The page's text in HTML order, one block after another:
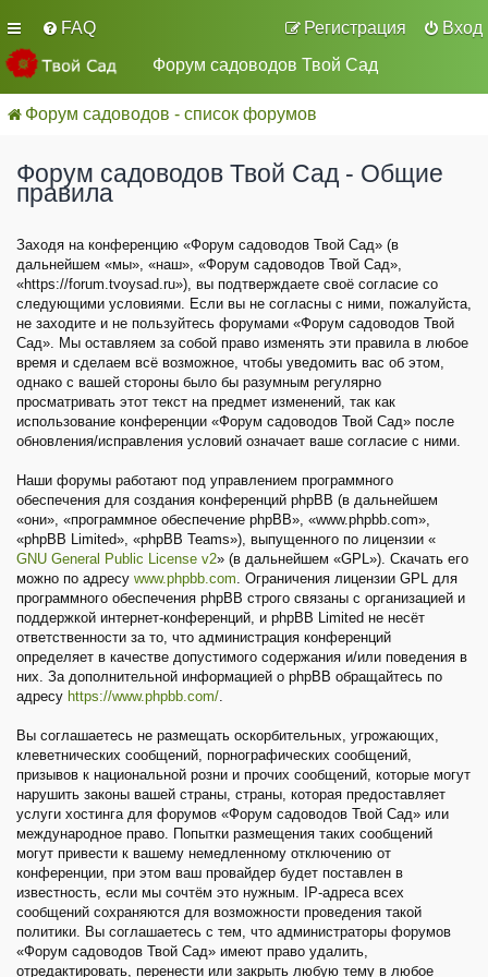
FAQ Вход
Регистрация
Форум садоводов Твой Сад
Форум садоводов - список форумов
Форум садоводов Твой Сад - Общие
правила
Заходя на конференцию «Форум садоводов Твой Сад» (в
дальнейшем «мы», «наш», «Форум садоводов Твой Сад»,
«https://forum.tvoysad.ru»), вы подтверждаете своё согласие со
следующими условиями. Если вы не согласны с ними, пожалуйста,
не заходите и не пользуйтесь форумами «Форум садоводов Твой
Сад». Мы оставляем за собой право изменять эти правила в любое
время и сделаем всё возможное, чтобы уведомить вас об этом,
однако с вашей стороны было бы разумным регулярно
просматривать этот текст на предмет изменений, так как
использование конференции «Форум садоводов Твой Сад» после
обновления/исправления условий означает ваше согласие с ними.
Наши форумы работают под управлением программного
обеспечения для создания конференций phpBB (в дальнейшем
«они», «программное обеспечение phpBB», «www.phpbb.com»,
«phpBB Limited», «phpBB Teams»), выпущенного по лицензии «
GNU General Public License v2» (в дальнейшем «GPL»). Скачать его
можно по адресу www.phpbb.com. Ограничения лицензии GPL для
программного обеспечения phpBB строго связаны с организацией и
поддержкой интернет-конференций, и phpBB Limited не несёт
ответственности за то, что администрация конференций
определяет в качестве допустимого содержания и/или поведения в
них. За дополнительной информацией о phpBB обращайтесь по
адресу https://www.phpbb.com/.
Вы соглашаетесь не размещать оскорбительных, угрожающих,
клеветнических сообщений, порнографических сообщений,
призывов к национальной розни и прочих сообщений, которые могут
нарушить законы вашей страны, страны, которая предоставляет
услуги хостинга для форумов «Форум садоводов Твой Сад» или
международное право. Попытки размещения таких сообщений
могут привести к вашему немедленному отключению от
конференции, при этом ваш провайдер будет поставлен в
известность, если мы сочтём это нужным. IP-адреса всех
сообщений сохраняются для возможности проведения такой
политики. Вы соглашаетесь с тем, что администраторы форумов
«Форум садоводов Твой Сад» имеют право удалить,
отредактировать, перенести или закрыть любую тему в любое